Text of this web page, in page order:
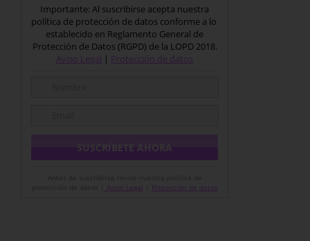
Importante: Al suscribirse acepta nuestra
política de protección de datos conforme a lo
establecido en Reglamento General de
Protección de Datos (RGPD) de la LOPD 2018.
Aviso Legal | Protección de datos
Aviso Legal Protección de datos